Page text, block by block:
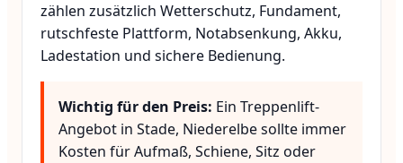
zählen zusätzlich Wetterschutz, Fundament,
rutschfeste Plattform, Notabsenkung, Akku,
Ladestation und sichere Bedienung.
Wichtig für den Preis: Ein Treppenlift-
Angebot in Stade, Niederelbe sollte immer
Kosten für Aufmaß, Schiene, Sitz oder